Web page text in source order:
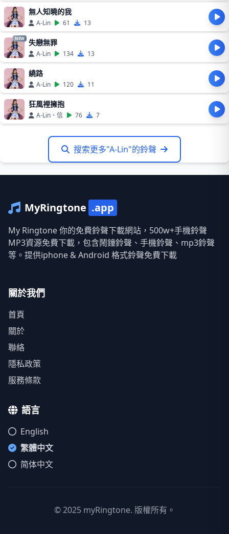
無人知曉的我
A-Lin 61 13
NEW 失戀無罪
A-Lin 134 13
繞路
A-Lin 120 11
狂風裡擁抱
A-Lin、信 76 7
搜索更多"A-Lin"的鈴聲
MyRingtone .app
My Ringtone 你的免費鈴聲下載網站，500w+手機鈴聲
MP3資源免費下載，包含鬧鐘鈴聲、手機鈴聲、mp3鈴聲
等。提供iphone & Android 格式鈴聲免費下載
關於我們
首頁
關於
聯絡
隱私政策
服務條款
語言
English
繁體中文
简体中文
© 2025 myRingtone. 版權所有。